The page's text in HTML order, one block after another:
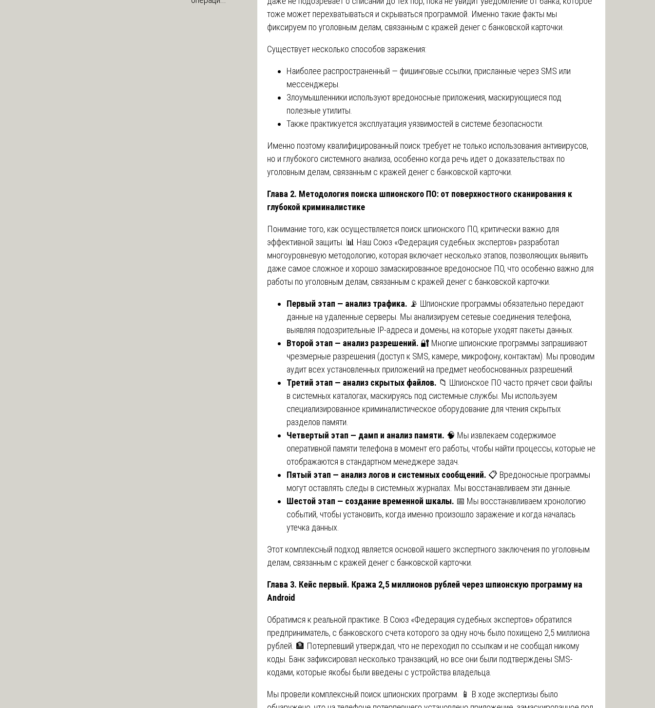
тоже может перехватываться и скрываться программой. Именно такие факты мы
фиксируем по уголовным делам, связанным с кражей денег с банковской карточки.
Существует несколько способов заражения:
Наиболее распространенный — фишинговые ссылки, присланные через SMS или
мессенджеры.
Злоумышленники используют вредоносные приложения, маскирующиеся под
полезные утилиты.
Также практикуется эксплуатация уязвимостей в системе безопасности.
Именно поэтому квалифицированный поиск требует не только использования антивирусов,
но и глубокого системного анализа, особенно когда речь идет о доказательствах по
уголовным делам, связанным с кражей денег с банковской карточки.
Глава 2. Методология поиска шпионского ПО: от поверхностного сканирования к
глубокой криминалистике
Понимание того, как осуществляется поиск шпионского ПО, критически важно для
эффективной защиты. 📊 Наш Союз «Федерация судебных экспертов» разработал
многоуровневую методологию, которая включает несколько этапов, позволяющих выявить
даже самое сложное и хорошо замаскированное вредоносное ПО, что особенно важно для
работы по уголовным делам, связанным с кражей денег с банковской карточки.
Первый этап — анализ трафика. 📡 Шпионские программы обязательно передают
данные на удаленные серверы. Мы анализируем сетевые соединения телефона,
выявляя подозрительные IP-адреса и домены, на которые уходят пакеты данных.
Второй этап — анализ разрешений. 🔐 Многие шпионские программы запрашивают
чрезмерные разрешения (доступ к SMS, камере, микрофону, контактам). Мы проводим
аудит всех установленных приложений на предмет необоснованных разрешений.
Третий этап — анализ скрытых файлов. 📁 Шпионское ПО часто прячет свои файлы
в системных каталогах, маскируясь под системные службы. Мы используем
специализированное криминалистическое оборудование для чтения скрытых
разделов памяти.
Четвертый этап — дамп и анализ памяти. 🧠 Мы извлекаем содержимое
оперативной памяти телефона в момент его работы, чтобы найти процессы, которые не
отображаются в стандартном менеджере задач.
Пятый этап — анализ логов и системных сообщений. 📋 Вредоносные программы
могут оставлять следы в системных журналах. Мы восстанавливаем эти данные.
Шестой этап — создание временной шкалы. 📅 Мы восстанавливаем хронологию
событий, чтобы установить, когда именно произошло заражение и когда началась
утечка данных.
Этот комплексный подход является основой нашего экспертного заключения по уголовным
делам, связанным с кражей денег с банковской карточки.
Глава 3. Кейс первый. Кража 2,5 миллионов рублей через шпионскую программу на
Android
Обратимся к реальной практике. В Союз «Федерация судебных экспертов» обратился
предприниматель, с банковского счета которого за одну ночь было похищено 2,5 миллиона
рублей. 🏦 Потерпевший утверждал, что не переходил по ссылкам и не сообщал никому
коды. Банк зафиксировал несколько транзакций, но все они были подтверждены SMS-
кодами, которые якобы были введены с устройства владельца.
Мы провели комплексный поиск шпионских программ. 📱 В ходе экспертизы было